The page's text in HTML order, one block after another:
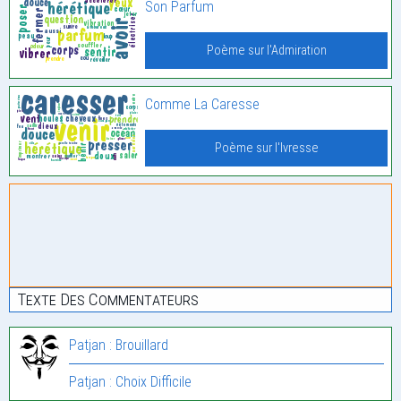
Son Parfum
Poème sur l'Admiration
Comme La Caresse
Poème sur l'Ivresse
Texte Des Commentateurs
Patjan : Brouillard
Patjan : Choix Difficile